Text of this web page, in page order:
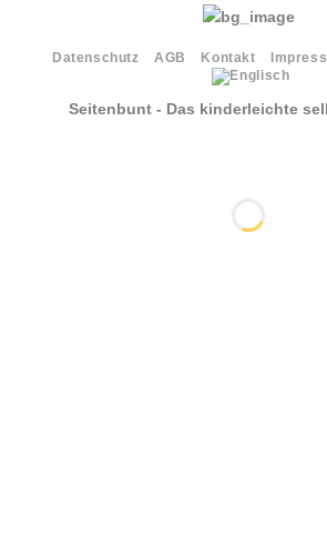
Datenschutz AGB Kontakt
Seitenbunt - Das kinderleichte